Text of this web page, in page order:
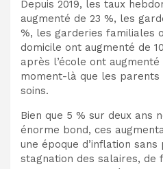
Depuis 2019, les taux
augmenté de 23 %, les
%, les garderies familiales
domicile ont augmenté de
après l’école ont augmenté
moment-là que les
soins.
Bien que 5 % sur deux ans
énorme bond, ces
une époque d’inflation
stagnation des salaires, de